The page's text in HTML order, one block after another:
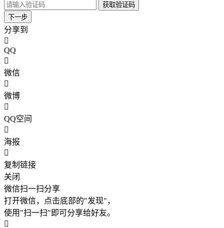
获取验证码
下一步
分享到
QQ
微信
微博
QQ空间
海报
复制链接
关闭
微信扫一扫分享
打开微信，点击底部的"发现"，
使用"扫一扫"即可分享给好友。